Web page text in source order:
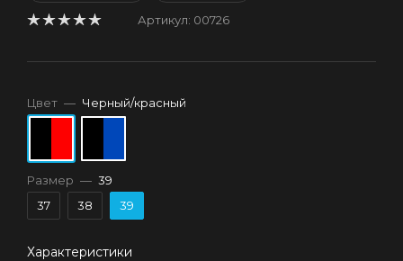
Артикул: 00726
Цвет — Черный/красный
Размер — 39
37
38 39
Характеристики